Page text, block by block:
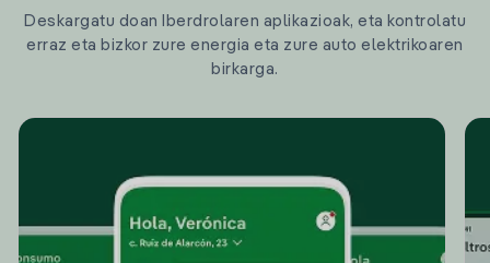
Deskargatu doan Iberdrolaren aplikazioak, eta kontrolatu
erraz eta bizkor zure energia eta zure auto elektrikoaren
birkarga.